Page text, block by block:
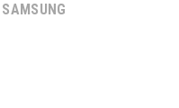
SAMSUNG